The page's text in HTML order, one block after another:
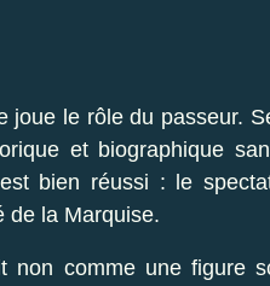
joue le rôle du passeur.
et biographique
bien réussi : le
de la Marquise.
non comme une figure